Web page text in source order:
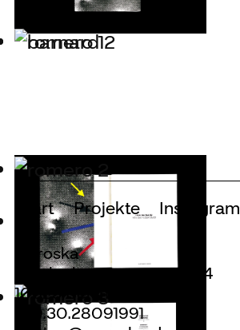
Start Projekte Instagram
Naroska
Hardenbergstrasse 22-24
10623 Berlin
+49.30.28091991